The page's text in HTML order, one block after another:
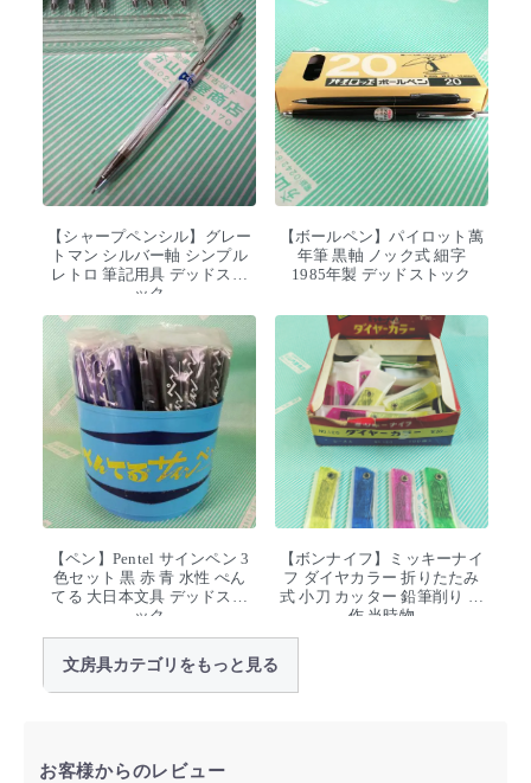
【シャープペンシル】グレー
トマン シルバー軸 シンプル
レトロ 筆記用具 デッドスト
ック
【ボールペン】パイロット萬
年筆 黒軸 ノック式 細字
1985年製 デッドストック
【ペン】Pentel サインペン 3
色セット 黒 赤 青 水性 ぺん
てる 大日本文具 デッドスト
ック
【ボンナイフ】ミッキーナイ
フ ダイヤカラー 折りたたみ
式 小刀 カッター 鉛筆削り 工
作 当時物
文房具カテゴリをもっと見る
お客様からのレビュー